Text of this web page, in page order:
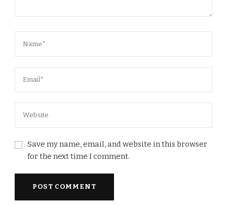
Save my name, email, and website in this browser
for the next time I comment.